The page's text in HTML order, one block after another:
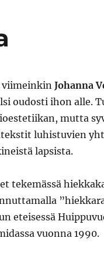
viimeinkinJohanna
oudosti ihon alle.
mutta
luhistuvien
lapsista.
tekemässä
eteisessä
vuonna 1990.